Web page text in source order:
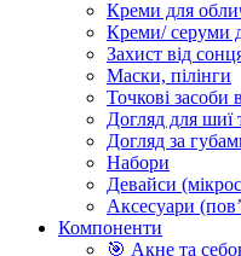
Креми для
Креми/ серуми
Захист від
Маски, пілінги
Точкові засоби
Догляд для шиї
Догляд за
Набори
Девайси
Аксесуари
Компоненти
🎯 Акне та